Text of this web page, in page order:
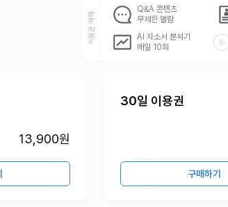
이용권 혜택
Q&A 콘텐츠
무제한 열람
AI 자소서 분석기
매일 10회
13,900원
30일 이용권
구매하기